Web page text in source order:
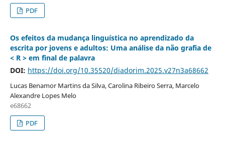
PDF
Os efeitos da mudança linguística no aprendizado da
escrita por jovens e adultos: Uma análise da não grafia de
< R > em final de palavra
DOI: https://doi.org/10.35520/diadorim.2025.v27n3a68662
Lucas Benamor Martins da Silva, Carolina Ribeiro Serra, Marcelo
Alexandre Lopes Melo
e68662
PDF